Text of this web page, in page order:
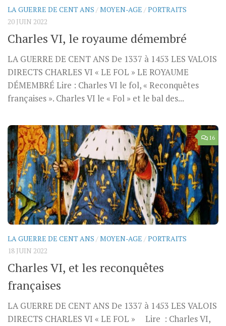
LA GUERRE DE CENT ANS /MOYEN-AGE /PORTRAITS
20 JUIN 2022
Charles VI, le royaume démembré
LA GUERRE DE CENT ANS De 1337 à 1453 LES VALOIS
DIRECTS CHARLES VI « LE FOL » LE ROYAUME
DÉMEMBRÉ Lire : Charles VI le fol, « Reconquêtes
françaises ». Charles VI le « Fol » et le bal des...
16
LA GUERRE DE CENT ANS /MOYEN-AGE /PORTRAITS
18 JUIN 2022
Charles VI, et les reconquêtes
françaises
LA GUERRE DE CENT ANS De 1337 à 1453 LES VALOIS
DIRECTS CHARLES VI « LE FOL » Lire : Charles VI,